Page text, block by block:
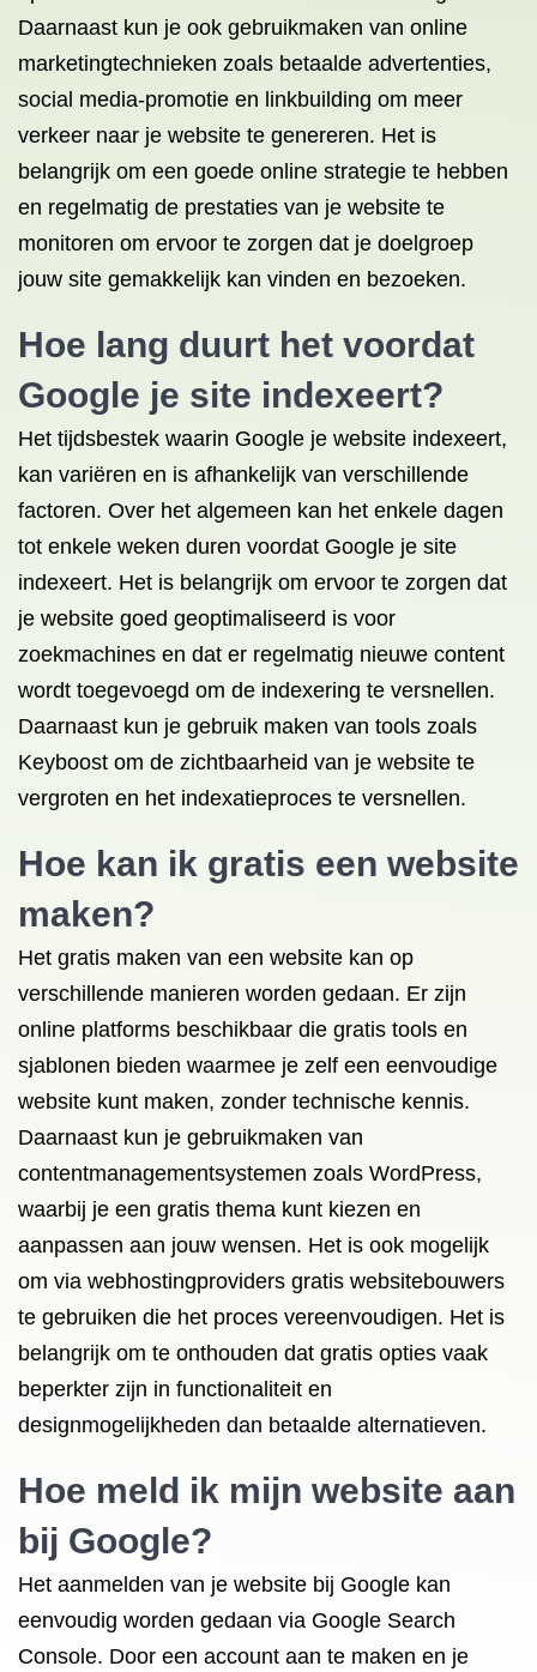
Daarnaast kun je ook gebruikmaken van online
marketingtechnieken zoals betaalde advertenties,
social media-promotie en linkbuilding om meer
verkeer naar je website te genereren. Het is
belangrijk om een goede online strategie te hebben
en regelmatig de prestaties van je website te
monitoren om ervoor te zorgen dat je doelgroep
jouw site gemakkelijk kan vinden en bezoeken.
Hoe lang duurt het voordat
Google je site indexeert?
Het tijdsbestek waarin Google je website indexeert,
kan variëren en is afhankelijk van verschillende
factoren. Over het algemeen kan het enkele dagen
tot enkele weken duren voordat Google je site
indexeert. Het is belangrijk om ervoor te zorgen dat
je website goed geoptimaliseerd is voor
zoekmachines en dat er regelmatig nieuwe content
wordt toegevoegd om de indexering te versnellen.
Daarnaast kun je gebruik maken van tools zoals
Keyboost om de zichtbaarheid van je website te
vergroten en het indexatieproces te versnellen.
Hoe kan ik gratis een website
maken?
Het gratis maken van een website kan op
verschillende manieren worden gedaan. Er zijn
online platforms beschikbaar die gratis tools en
sjablonen bieden waarmee je zelf een eenvoudige
website kunt maken, zonder technische kennis.
Daarnaast kun je gebruikmaken van
contentmanagementsystemen zoals WordPress,
waarbij je een gratis thema kunt kiezen en
aanpassen aan jouw wensen. Het is ook mogelijk
om via webhostingproviders gratis websitebouwers
te gebruiken die het proces vereenvoudigen. Het is
belangrijk om te onthouden dat gratis opties vaak
beperkter zijn in functionaliteit en
designmogelijkheden dan betaalde alternatieven.
Hoe meld ik mijn website aan
bij Google?
Het aanmelden van je website bij Google kan
eenvoudig worden gedaan via Google Search
Console. Door een account aan te maken en je